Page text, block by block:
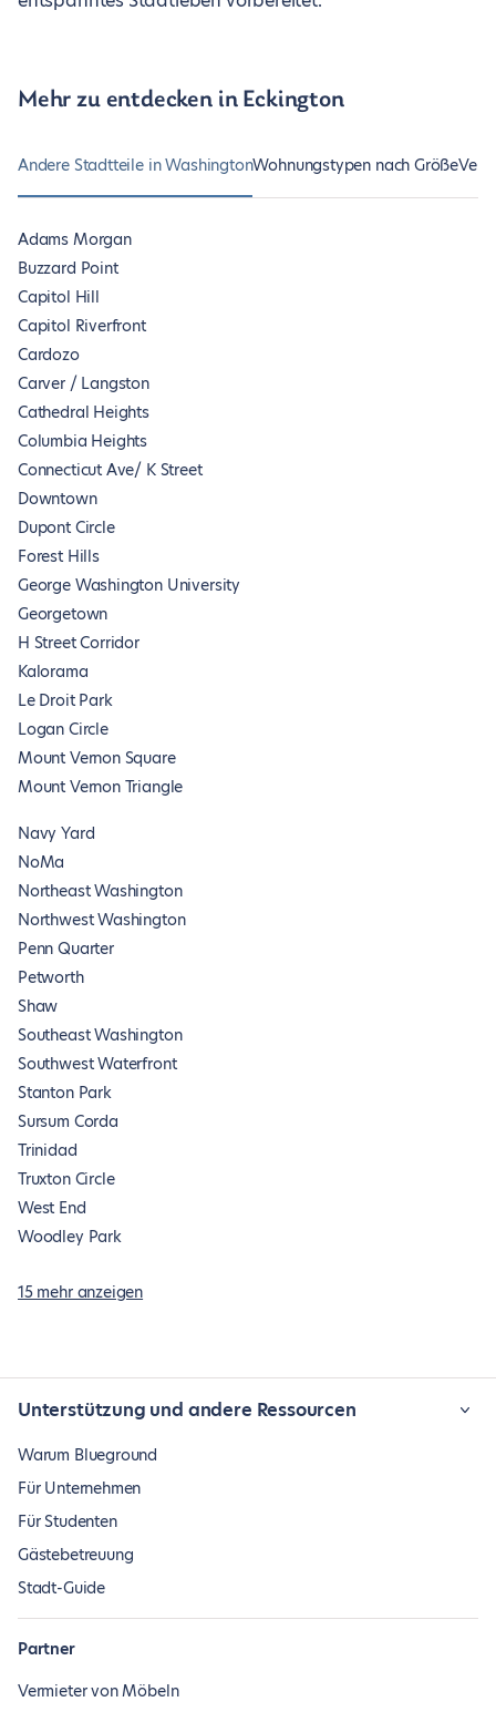
Mehr zu entdecken in Eckington
Andere Stadtteile in WashingtonWohnungstypen nach Größe
Adams Morgan
Buzzard Point
Capitol Hill
Capitol Riverfront
Cardozo
Carver / Langston
Cathedral Heights
Columbia Heights
Connecticut Ave/ K Street
Downtown
Dupont Circle
Forest Hills
George Washington University
Georgetown
H Street Corridor
Kalorama
Le Droit Park
Logan Circle
Mount Vernon Square
Mount Vernon Triangle
Navy Yard
NoMa
Northeast Washington
Northwest Washington
Penn Quarter
Petworth
Shaw
Southeast Washington
Southwest Waterfront
Stanton Park
Sursum Corda
Trinidad
Truxton Circle
West End
Woodley Park
15 mehr anzeigen
Unterstützung und andere Ressourcen
Warum Blueground
Für Unternehmen
Für Studenten
Gästebetreuung
Stadt-Guide
Partner
Vermieter von Möbeln